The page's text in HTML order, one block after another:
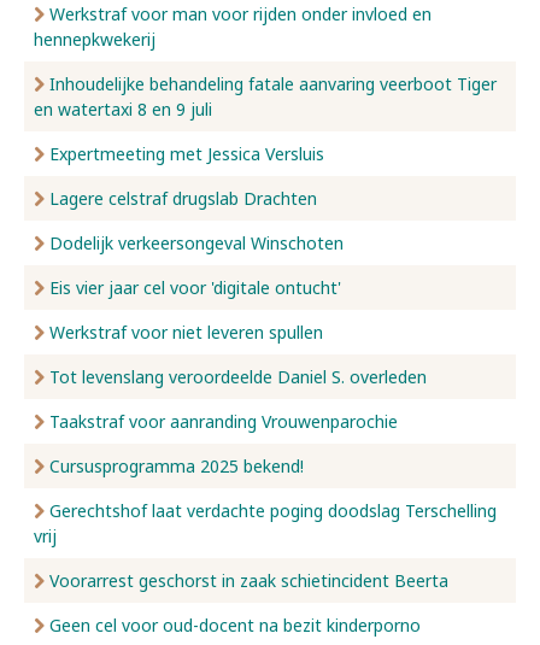
Werkstraf voor man voor rijden onder invloed en
hennepkwekerij
Inhoudelijke behandeling fatale aanvaring veerboot Tiger
en watertaxi 8 en 9 juli
Expertmeeting met Jessica Versluis
Lagere celstraf drugslab Drachten
Dodelijk verkeersongeval Winschoten
Eis vier jaar cel voor 'digitale ontucht'
Werkstraf voor niet leveren spullen
Tot levenslang veroordeelde Daniel S. overleden
Taakstraf voor aanranding Vrouwenparochie
Cursusprogramma 2025 bekend!
Gerechtshof laat verdachte poging doodslag Terschelling
vrij
Voorarrest geschorst in zaak schietincident Beerta
Geen cel voor oud-docent na bezit kinderporno